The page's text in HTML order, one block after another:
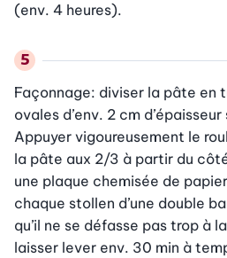
(env. 4 heures).
Façonnage: diviser la pâte en
ovales d’env. 2 cm
Appuyer vigoureusement le
la pâte aux 2/3 à partir du
une plaque chemisée de
chaque stollen d’une double
qu’il ne se défasse pas trop à
laisser lever env. 30 min à